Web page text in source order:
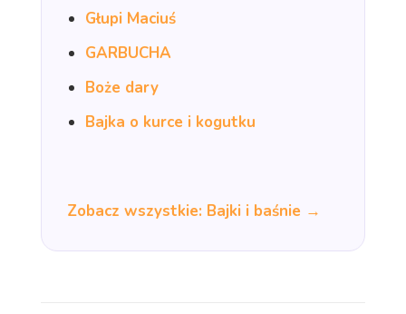
Głupi Maciuś
GARBUCHA
Boże dary
Bajka o kurce i kogutku
Zobacz wszystkie: Bajki i baśnie →